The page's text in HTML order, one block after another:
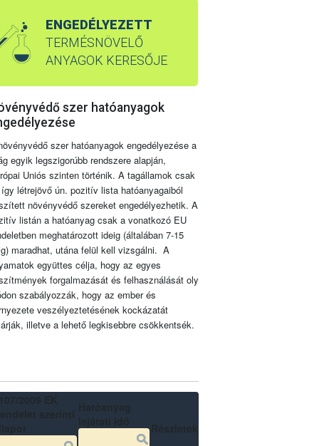
ENGEDÉLYEZETT
TERMÉSNÖVELŐ
ANYAGOK KERESŐJE
szer hatóanyagok
szer hatóanyagok engedélyezése a
egyik legszigorúbb rendszere alapján,
Uniós szinten történik. A tagállamok csak
létrejövő ún. pozitív lista hatóanyagaiból
növényvédő szereket engedélyezhetik. A
listán a hatóanyag csak a vonatkozó EU
meghatározott ideig (általában 7-15
maradhat, utána felül kell vizsgálni. A
együttes célja, hogy az egyes
forgalmazását és felhasználását oly
szabályozzák, hogy az ember és
veszélyeztetésének kockázatát
illetve a lehető legkisebbre csökkentsék.